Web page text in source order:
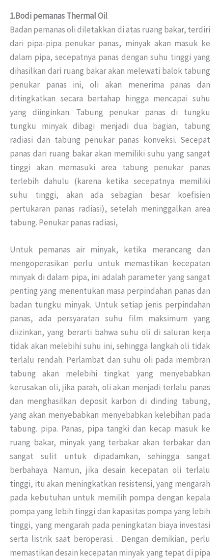
1.Bodi pemanas Thermal Oil
Badan pemanas oli diletakkan di atas ruang bakar, terdiri
dari pipa-pipa penukar panas, minyak akan masuk ke
dalam pipa, secepatnya panas dengan suhu tinggi yang
dihasilkan dari ruang bakar akan melewati balok tabung
penukar panas ini, oli akan menerima panas dan
ditingkatkan secara bertahap hingga mencapai suhu
yang diinginkan. Tabung penukar panas di tungku
tungku minyak dibagi menjadi dua bagian, tabung
radiasi dan tabung penukar panas konveksi. Secepat
panas dari ruang bakar akan memiliki suhu yang sangat
tinggi akan memasuki area tabung penukar panas
terlebih dahulu (karena ketika secepatnya memiliki
suhu tinggi, akan ada sebagian besar koefisien
pertukaran panas radiasi), setelah meninggalkan area
tabung. Penukar panas radiasi,
Untuk pemanas air minyak, ketika merancang dan
mengoperasikan perlu untuk memastikan kecepatan
minyak di dalam pipa, ini adalah parameter yang sangat
penting yang menentukan masa perpindahan panas dan
badan tungku minyak. Untuk setiap jenis perpindahan
panas, ada persyaratan suhu film maksimum yang
diizinkan, yang berarti bahwa suhu oli di saluran kerja
tidak akan melebihi suhu ini, sehingga langkah oli tidak
terlalu rendah. Perlambat dan suhu oli pada membran
tabung akan melebihi tingkat yang menyebabkan
kerusakan oli, jika parah, oli akan menjadi terlalu panas
dan menghasilkan deposit karbon di dinding tabung,
yang akan menyebabkan menyebabkan kelebihan pada
tabung. pipa. Panas, pipa tangki dan kecap masuk ke
ruang bakar, minyak yang terbakar akan terbakar dan
sangat sulit untuk dipadamkan, sehingga sangat
berbahaya. Namun, jika desain kecepatan oli terlalu
tinggi, itu akan meningkatkan resistensi, yang mengarah
pada kebutuhan untuk memilih pompa dengan kepala
pompa yang lebih tinggi dan kapasitas pompa yang lebih
tinggi, yang mengarah pada peningkatan biaya investasi
serta listrik saat beroperasi.. Dengan demikian, perlu
memastikan desain kecepatan minyak yang tepat di pipa